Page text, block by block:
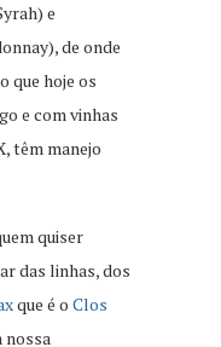
e
de onde
que hoje os
e com vinhas
têm manejo
quiser
das linhas, dos
que é o Clos
nossa